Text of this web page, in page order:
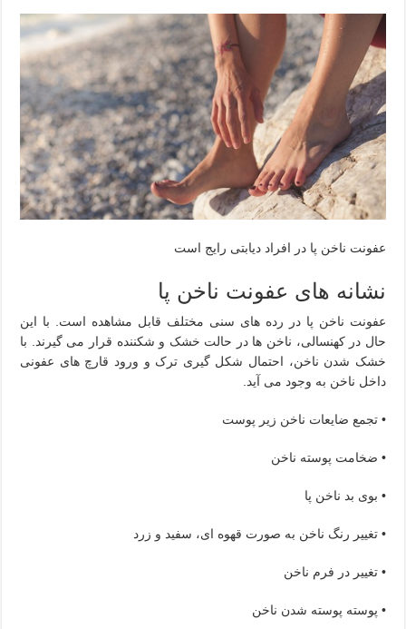
عفونت ناخن پا در افراد دیابتی رایج است
نشانه های عفونت ناخن پا
عفونت ناخن پا در رده های سنی مختلف قابل مشاهده است. با این
حال در کهنسالی، ناخن ها در حالت خشک و شکننده قرار می گیرند. با
خشک شدن ناخن، احتمال شکل گیری ترک و ورود قارچ های عفونی
داخل ناخن به وجود می آید.
• تجمع ضایعات ناخن زیر پوست
• ضخامت پوسته ناخن
• بوی بد ناخن پا
• تغییر رنگ ناخن به صورت قهوه ای، سفید و زرد
• تغییر در فرم ناخن
• پوسته پوسته شدن ناخن